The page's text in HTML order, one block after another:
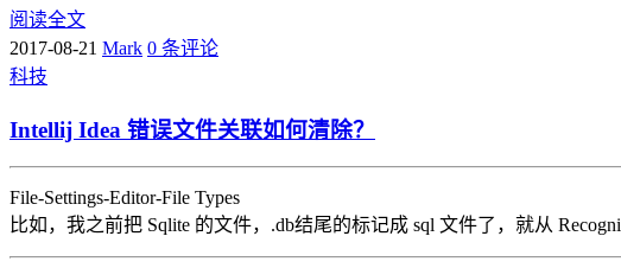
阅读全文
2017-08-21 Mark 0 条评论
科技
Intellij Idea 错误文件关联如何清除？
File-Settings-Editor-File Types
比如，我之前把 Sqlite 的文件，.db结尾的标记成 sql 文件了，就从